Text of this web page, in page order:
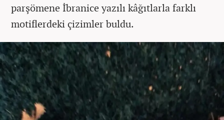
parşömene İbranice yazılı kâğıtlarla farklı
motiflerdeki çizimler buldu.